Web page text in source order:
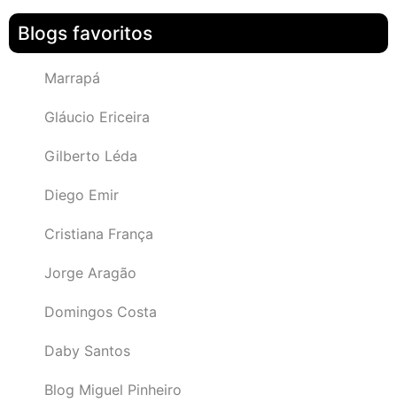
Blogs favoritos
Marrapá
Gláucio Ericeira
Gilberto Léda
Diego Emir
Cristiana França
Jorge Aragão
Domingos Costa
Daby Santos
Blog Miguel Pinheiro